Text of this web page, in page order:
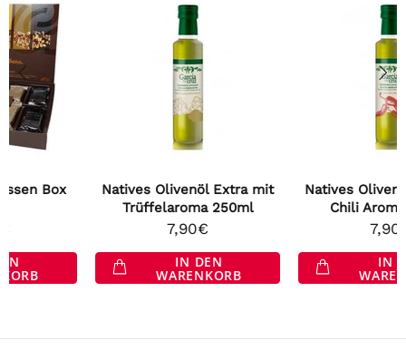
Natives Olivenöl Extra mit
Trüffelaroma 250ml
IN DEN
WARENKORB
Natives Olivenöl Extra mit
Chili Aroma 250ml
IN DEN
WARENKORB